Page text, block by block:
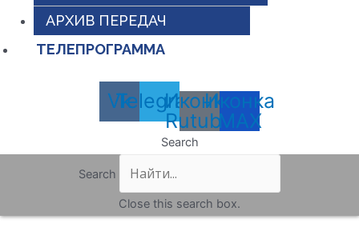
АРХИВ ПЕРЕДАЧ
ТЕЛЕПРОГРАММА
Vk
Telegram
Иконка
Rutube
Иконка
MAX
Search
Search
Close this search box.